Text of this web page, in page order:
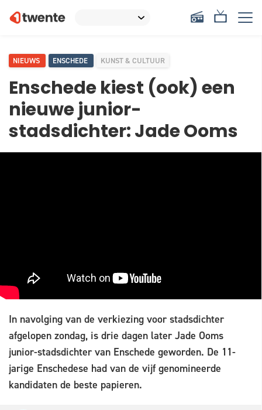
NIEUWS ENSCHEDE KUNST & CULTUUR
Enschede kiest (ook) een
nieuwe junior-
stadsdichter: Jade Ooms
In navolging van de verkiezing voor stadsdichter
afgelopen zondag, is drie dagen later Jade Ooms
junior-stadsdichter van Enschede geworden. De 11-
jarige Enschedese had van de vijf genomineerde
kandidaten de beste papieren.